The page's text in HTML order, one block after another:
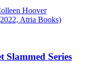
Hoover
Atria Books)
Slammed Series